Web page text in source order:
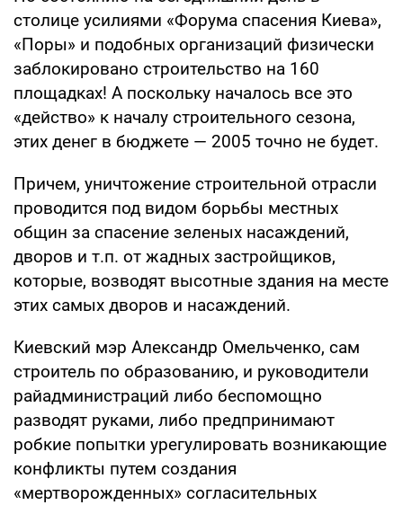
столице усилиями «Форума спасения Киева»,
«Поры» и подобных организаций физически
заблокировано строительство на 160
площадках! А поскольку началось все это
«действо» к началу строительного сезона,
этих денег в бюджете — 2005 точно не будет.
Причем, уничтожение строительной отрасли
проводится под видом борьбы местных
общин за спасение зеленых насаждений,
дворов и т.п. от жадных застройщиков,
которые, возводят высотные здания на месте
этих самых дворов и насаждений.
Киевский мэр Александр Омельченко, сам
строитель по образованию, и руководители
райадминистраций либо беспомощно
разводят руками, либо предпринимают
робкие попытки урегулировать возникающие
конфликты путем создания
«мертворожденных» согласительных